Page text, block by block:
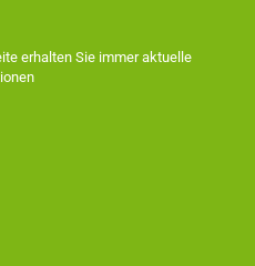
erhalten Sie immer aktuelle